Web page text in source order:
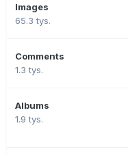
Images
65.3 tys.
Comments
1.3 tys.
Albums
1.9 tys.